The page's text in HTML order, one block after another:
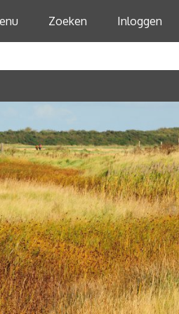
Zoeken Inloggen